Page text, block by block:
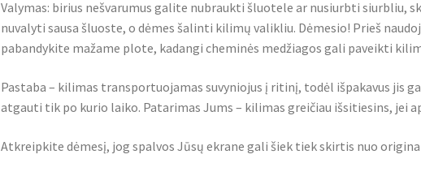
Valymas: birius nešvarumus galite nubraukti šluotele ar nusiurbti siurbliu,
nuvalyti sausa šluoste, o dėmes šalinti kilimų valikliu. Dėmesio! Prieš
pabandykite mažame plote, kadangi cheminės medžiagos gali paveikti
Pastaba – kilimas transportuojamas suvyniojus į ritinį, todėl išpakavus jis
atgauti tik po kurio laiko. Patarimas Jums – kilimas greičiau išsitiesins, jei
Atkreipkite dėmesį, jog spalvos Jūsų ekrane gali šiek tiek skirtis nuo